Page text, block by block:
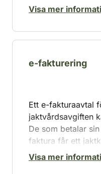
avgiften. Efter
terrängappen.
maksut@riista.fi.
Visa mer
e-fakturering
Ett e-fakturaavtal
jaktvårdsavgiften
De som betalar
faktura får ett
ett bankkort med
Visa mer